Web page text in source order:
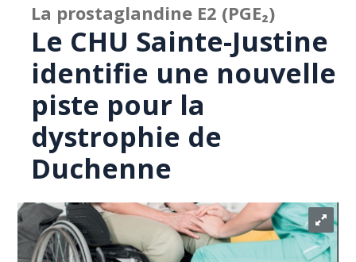
La prostaglandine E2 (PGE₂)
Le CHU Sainte-Justine
identifie une nouvelle
piste pour la
dystrophie de
Duchenne